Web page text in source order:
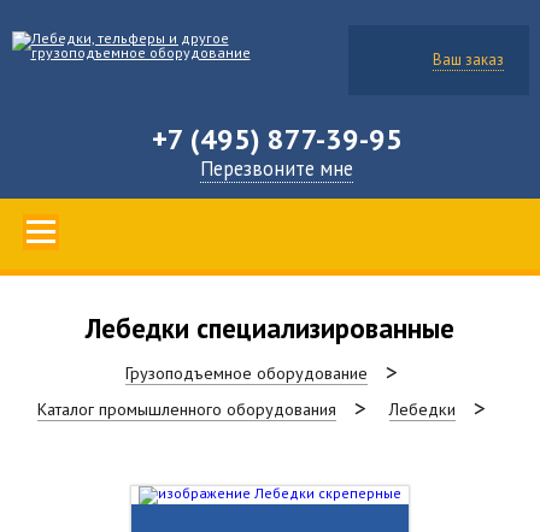
Ваш заказ
+7 (495) 877-39-95
Перезвоните мне
Лебедки специализированные
Грузоподъемное оборудование
Каталог промышленного оборудования
Лебедки